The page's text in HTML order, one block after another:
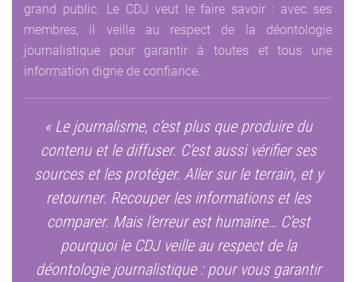
grand public. Le CDJ veut le faire savoir : avec ses
membres, il veille au respect de la déontologie
journalistique pour garantir à toutes et tous une
information digne de confiance.
« Le journalisme, c’est plus que produire du
contenu et le diffuser. C’est aussi vérifier ses
sources et les protéger. Aller sur le terrain, et y
retourner. Recouper les informations et les
comparer. Mais l’erreur est humaine… C’est
pourquoi le CDJ veille au respect de la
déontologie journalistique : pour vous garantir